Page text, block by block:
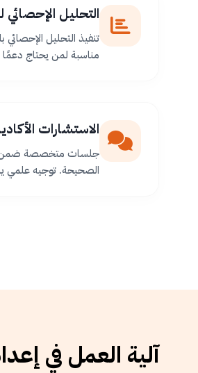
التحليل الإحصائي
تنفيذ التحليل
مناسبة لمن يحتاج دعمًا
الاستشارات
جلسات متخصصة ضمن
الصحيحة. توجيه علمي
آلية العمل في